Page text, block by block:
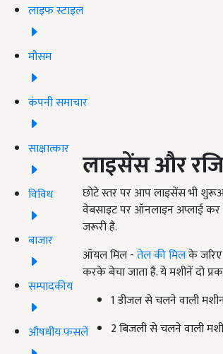
लाइफ स्टाइल
मौसम
कंपनी समाचार
साक्षात्कार
विविध
बाजार
सम्पादकीय
औषधीय फसलें
लाइसेंस और
छोटे स्तर पर आप लाइसेंस भी
वेबसाइट पर ऑनलाइन अप्लाई कर
जरूरी है.
ऑयल मिल -तेल की मिलके
करके बेचा जाता है. ये मशीनें दो
1 डीजल से चलने वाली
2 बिजली से चलने वाली